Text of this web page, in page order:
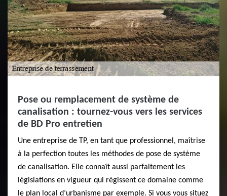
Pose ou remplacement de système de
canalisation : tournez-vous vers les services
de BD Pro entretien
Une entreprise de TP, en tant que professionnel, maîtrise
à la perfection toutes les méthodes de pose de système
de canalisation. Elle connaît aussi parfaitement les
législations en vigueur qui régissent ce domaine comme
le plan local d’urbanisme par exemple. Si vous vous situez